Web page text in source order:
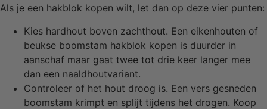
Als je een hakblok kopen wilt, let dan op deze vier punten:
Kies hardhout boven zachthout. Een eikenhouten of
beukse boomstam hakblok kopen is duurder in
aanschaf maar gaat twee tot drie keer langer mee
dan een naaldhoutvariant.
Controleer of het hout droog is. Een vers gesneden
boomstam krimpt en splijt tijdens het drogen. Koop